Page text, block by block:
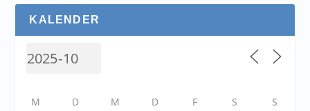
KALENDER
M D M D F S S